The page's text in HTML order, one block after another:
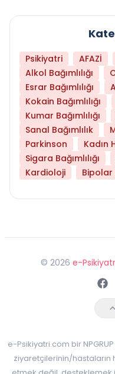
Psikiyatri AFAZİ
Alkol Bağımlılığı
Esrar Bağımlılığı
Kokain Bağımlılığı
Kumar Bağımlılığı
Sanal Bağımlılık
Parkinson
Kadın
Sigara Bağımlılığı
Kardioloji
Bipolar
© 2026 e-
e-Psikiyatri.com bir
ziyaretçilerinin/